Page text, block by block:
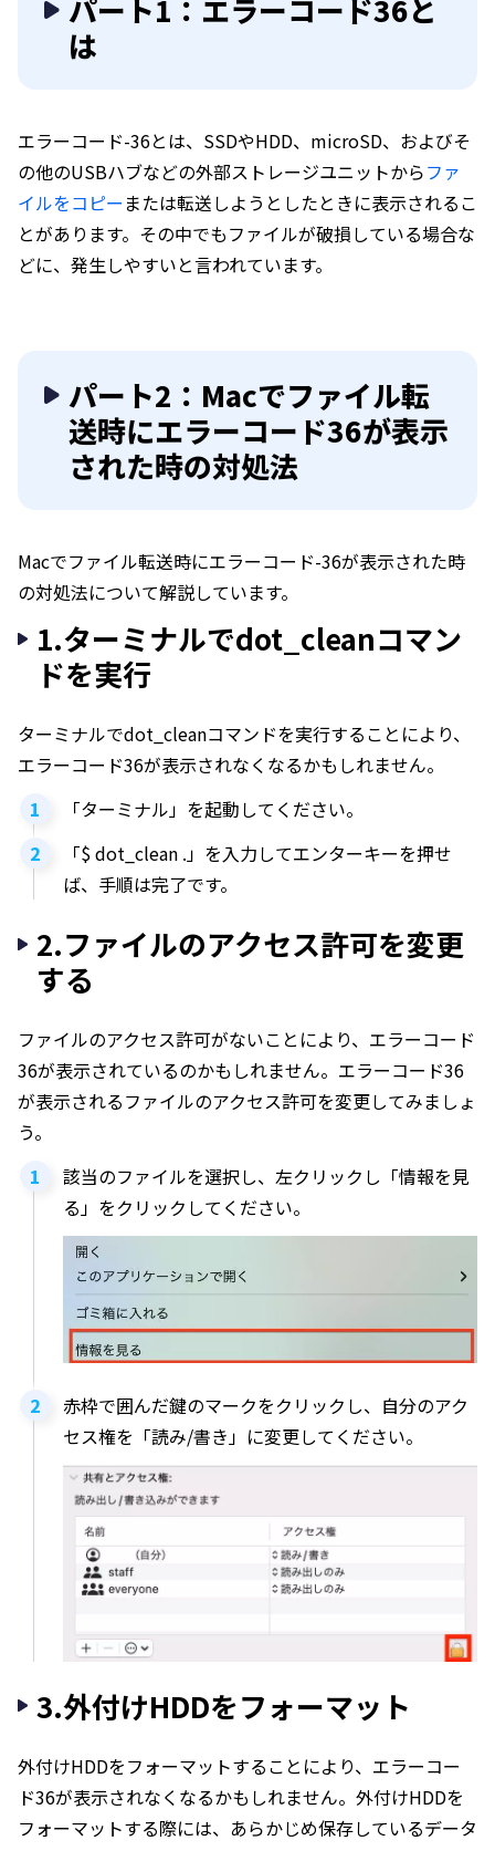
パート1：エラーコード36と
は
エラーコード-36とは、SSDやHDD、microSD、およびそ
の他のUSBハブなどの外部ストレージユニットからファ
イルをコピー または転送しようとしたときに表示されるこ
とがあります。その中でもファイルが破損している場合な
どに、発生しやすいと言われています。
パート2：Macでファイル転
送時にエラーコード36が表示
された時の対処法
Macでファイル転送時にエラーコード-36が表示された時
の対処法について解説しています。
1.ターミナルでdot_cleanコマン
ドを実行
ターミナルでdot_cleanコマンドを実行することにより、
エラーコード36が表示されなくなるかもしれません。
「ターミナル」を起動してください。
「$ dot_clean .」を入力してエンターキーを押せ
ば、手順は完了です。
2.ファイルのアクセス許可を変更
する
ファイルのアクセス許可がないことにより、エラーコード
36が表示されているのかもしれません。エラーコード36
が表示されるファイルのアクセス許可を変更してみましょ
う。
該当のファイルを選択し、左クリックし「情報を見
る」をクリックしてください。
赤枠で囲んだ鍵のマークをクリックし、自分のアク
セス権を「読み/書き」に変更してください。
3.外付けHDDをフォーマット
外付けHDDをフォーマットすることにより、エラーコー
ド36が表示されなくなるかもしれません。外付けHDDを
フォーマットする際には、あらかじめ保存しているデータ